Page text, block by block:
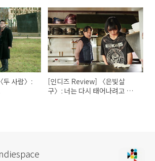
사람〉:
[인디즈 Review] 〈은빛살
구〉: 너는 다시 태어나려고 기